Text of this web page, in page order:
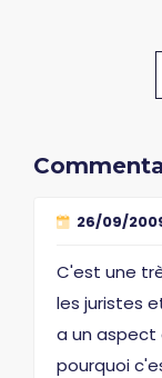
26/09/
C'est une
les juristes
a un aspect
pourquoi